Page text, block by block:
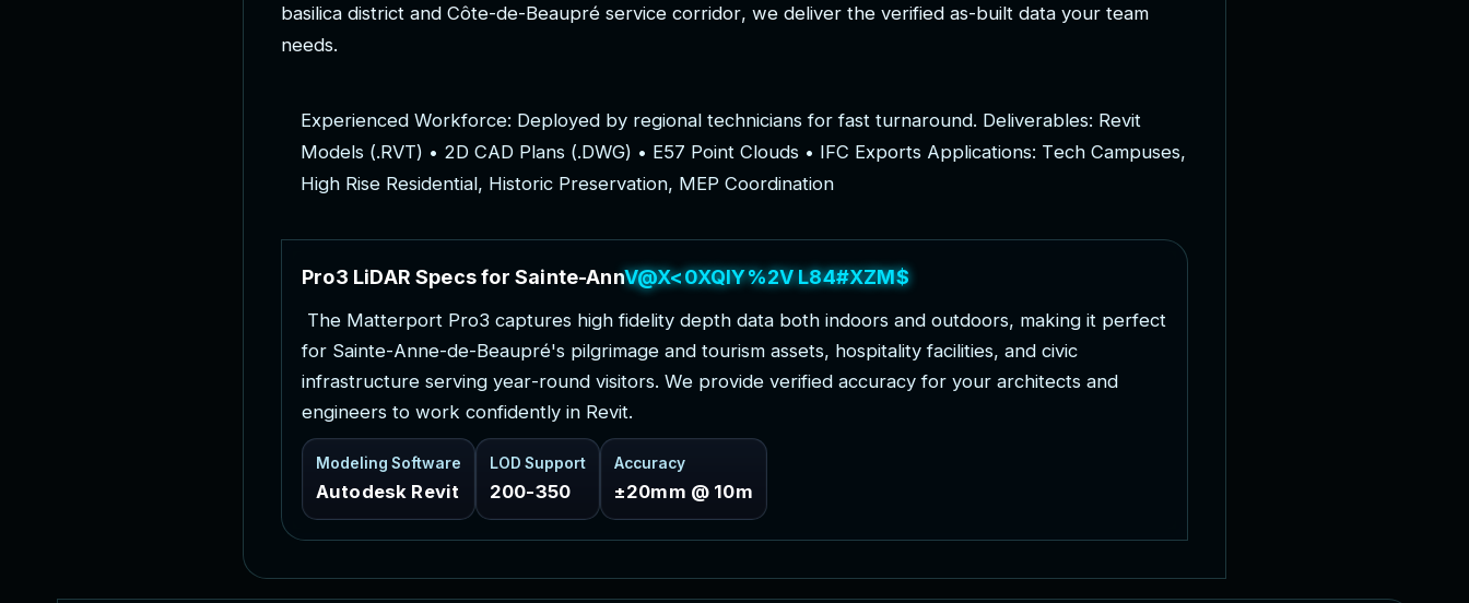
basilica district and Côte-de-Beaupré service corridor, we deliver the verified as-built data your team
needs.
Experienced Workforce: Deployed by regional technicians for fast turnaround. Deliverables: Revit
Models (.RVT) • 2D CAD Plans (.DWG) • E57 Point Clouds • IFC Exports Applications: Tech Campuses,
High Rise Residential, Historic Preservation, MEP Coordination
Pro3 LiDAR Specsfor Sainte-Anne-de-BeaupréProjects
The Matterport Pro3 captures high fidelity depth data both indoors and outdoors, making it perfect
for Sainte-Anne-de-Beaupré's pilgrimage and tourism assets, hospitality facilities, and civic
infrastructure serving year-round visitors. We provide verified accuracy for your architects and
engineers to work confidently in Revit.
Modeling Software
Autodesk Revit
LOD Support
200-350
Accuracy
±20mm @ 10m